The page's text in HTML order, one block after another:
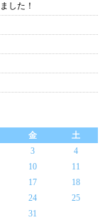
した！
金
土
3
4
10
11
17
18
24
25
31